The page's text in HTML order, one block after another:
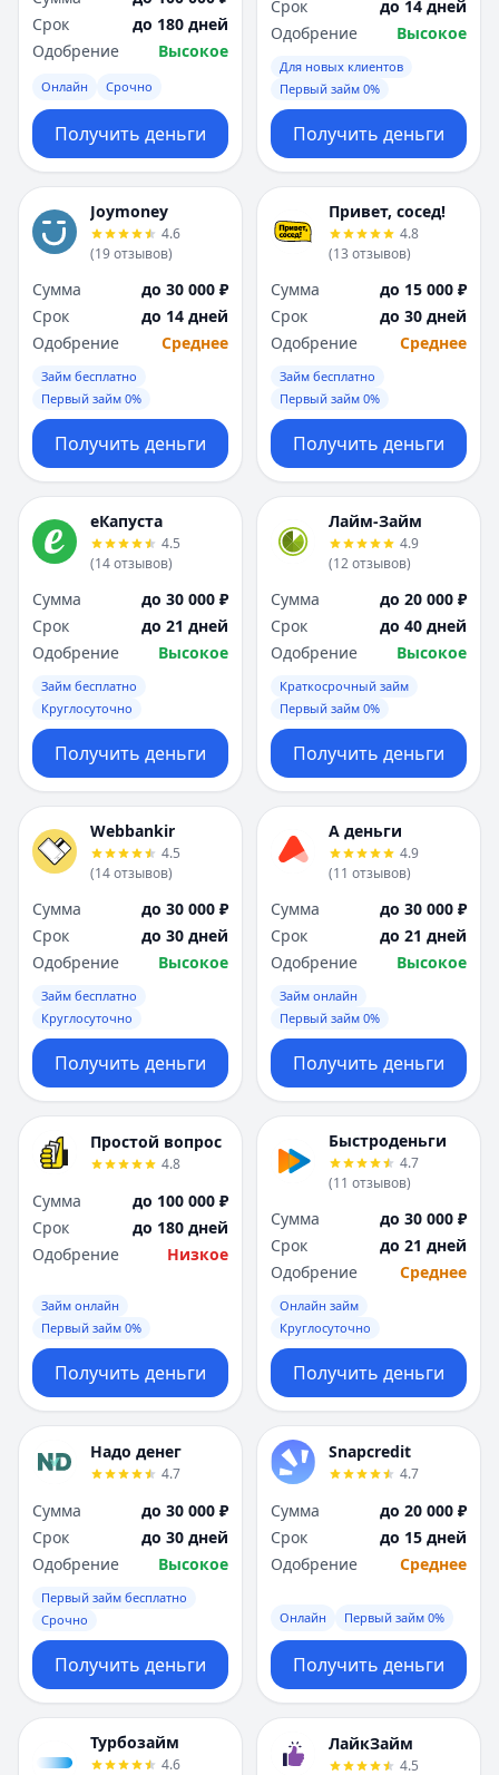
Срок
до 180 дней
Одобрение
Высокое
Онлайн Срочно
Получить деньги
Срок
до 14 дней
Одобрение
Высокое
Для новых клиентов
Первый займ 0%
Получить деньги
Joymoney
4.6
(19отзывов)
Сумма
до 30 000 ₽
Срок
до 14 дней
Одобрение
Среднее
Займ бесплатно
Первый займ 0%
Получить деньги
Привет, сосед!
4.8
(13 отзывов)
Сумма
до 15 000 ₽
Срок
до 30 дней
Одобрение
Среднее
Займ бесплатно
Первый займ 0%
Получить деньги
еКапуста
4.5
(14отзывов)
Сумма
до 30 000 ₽
Срок
до 21 дней
Одобрение
Высокое
Займ бесплатно
Круглосуточно
Получить деньги
Лайм-Займ
4.9
(12отзывов)
Сумма
до 20 000 ₽
Срок
до 40 дней
Одобрение
Высокое
Краткосрочный займ
Первый займ 0%
Получить деньги
Webbankir
4.5
(14отзывов)
Сумма
до 30 000 ₽
Срок
до 30 дней
Одобрение
Высокое
Займ бесплатно
Круглосуточно
Получить деньги
А деньги
4.9
(11 отзывов)
Сумма
до 30 000 ₽
Срок
до 21 дней
Одобрение
Высокое
Займ онлайн
Первый займ 0%
Получить деньги
Простой вопрос
4.8
Сумма
до 100 000 ₽
Срок
до 180 дней
Одобрение
Низкое
Займ онлайн
Первый займ 0%
Получить деньги
Быстроденьги
4.7
(11 отзывов)
Сумма
до 30 000 ₽
Срок
до 21 дней
Одобрение
Среднее
Онлайн займ
Круглосуточно
Получить деньги
Надо денег
4.7
Сумма
до 30 000 ₽
Срок
до 30 дней
Одобрение
Высокое
Первый займ бесплатно
Срочно
Получить деньги
Snapcredit
4.7
Сумма
до 20 000 ₽
Срок
до 15 дней
Одобрение
Среднее
Онлайн Первый займ 0%
Получить деньги
Турбозайм
4.6
ЛайкЗайм
4.5